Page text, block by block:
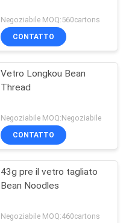
Negoziabile MOQ:560cartons
CONTATTO
Vetro Longkou Bean
Thread
Negoziabile MOQ:Negoziabile
CONTATTO
43g pre il vetro tagliato
Bean Noodles
Negoziabile MOQ:460cartons